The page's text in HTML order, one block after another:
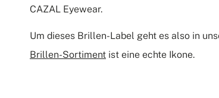
CAZAL Eyewear.
Um dieses Brillen-Label geht es also in
Brillen-Sortiment ist eine echte Ikone.